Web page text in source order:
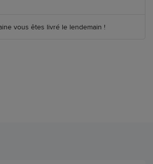
vous êtes livré le lendemain !